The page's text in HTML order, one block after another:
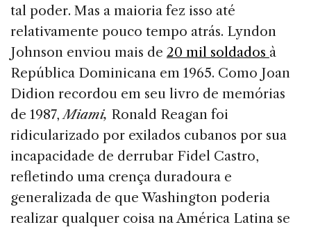
tal poder. Mas a maioria fez isso até
relativamente pouco tempo atrás. Lyndon
Johnson enviou mais de 20 mil soldados à
República Dominicana em 1965. Como Joan
Didion recordou em seu livro de memórias
de 1987,Miami, Ronald Reagan foi
ridicularizado por exilados cubanos por sua
incapacidade de derrubar Fidel Castro,
refletindo uma crença duradoura e
generalizada de que Washington poderia
realizar qualquer coisa na América Latina se